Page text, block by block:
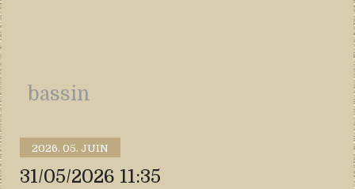
bassin
2026. 05. JUIN
31/05/2026 11:35